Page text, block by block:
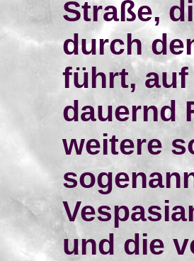
Straße,
durch
führt,
dauernd
weitere
und die